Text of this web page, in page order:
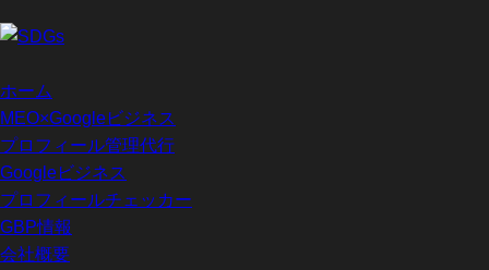
ホーム
MEO×Googleビジネス
プロフィール管理代行
Googleビジネス
プロフィールチェッカー
GBP情報
会社概要